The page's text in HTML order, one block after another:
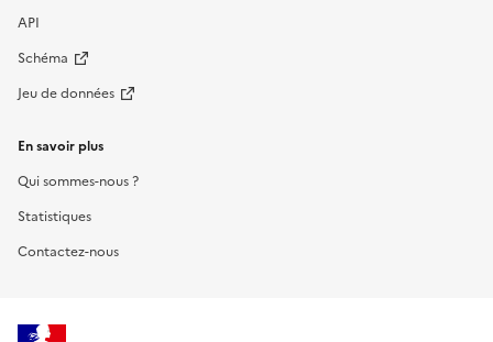
API
Schéma
Jeu de données
En savoir plus
Qui sommes-nous ?
Statistiques
Contactez-nous